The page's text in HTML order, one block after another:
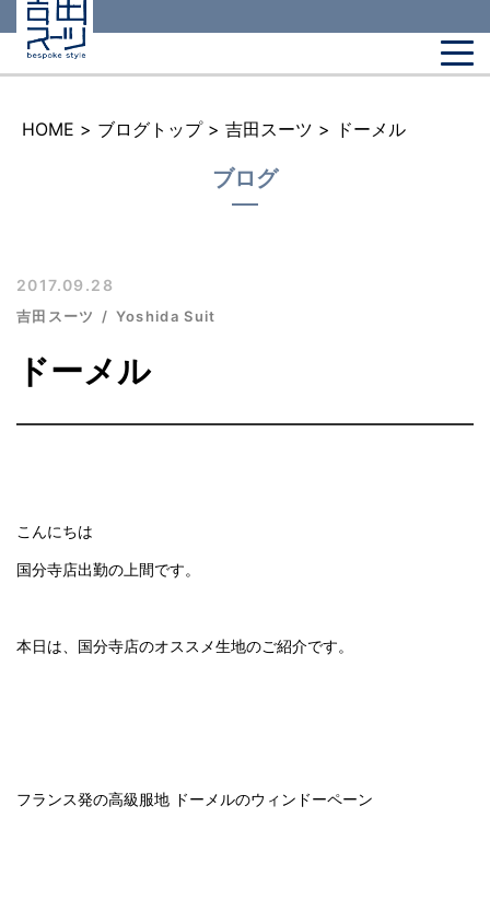
HOME > ブログトップ > 吉田スーツ > ドーメル
ブログ
2017.09.28
吉田スーツ Yoshida Suit
ドーメル
こんにちは
国分寺店出勤の上間です。
本日は、国分寺店のオススメ生地のご紹介です。
フランス発の高級服地 ドーメルのウィンドーペーン